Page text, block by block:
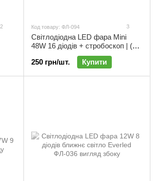
2 Код товару: ФЛ-094 3
Світлодіодна LED фара Мini
48W 16 діодів + стробоскоп | (8.5
х 8.5 см) | ФЛ-094
250 грн/шт.
Купити